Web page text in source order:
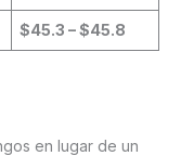
$45.3 – $45.8
en lugar de un